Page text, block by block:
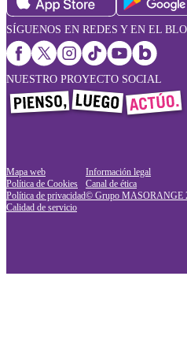
SÍGUENOS EN REDES Y EN EL
NUESTRO PROYECTO SOCIAL
Mapa web
Política de Cookies
Política de privacidad
Calidad de servicio
Información legal
Canal de ética
© Grupo MASORANGE